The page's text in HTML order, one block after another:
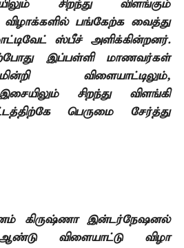
சிறந்து விளங்கும்
விழாக்களில் பங்கேற்க வைத்து
ஸ்பீச் அளிக்கின்றனர்.
இப்பள்ளி மாணவர்கள்
விளையாட்டிலும்,
சிறந்து விளங்கி
பெருமை சேர்த்து
கிருஷ்ணா இன்டர்நேஷனல்
விளையாட்டு விழா